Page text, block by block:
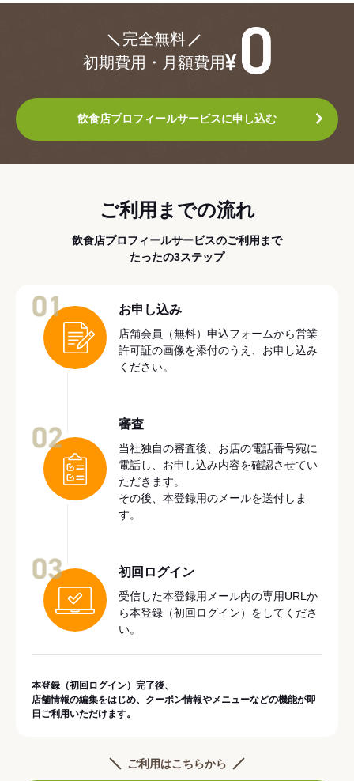
完全無料
初期費用・月額費用
飲食店プロフィールサービスに申し込む
ご利用までの流れ
飲食店プロフィールサービスのご利用まで
たったの3ステップ
お申し込み
店舗会員（無料）申込フォームから営業
許可証の画像を添付のうえ、お申し込み
ください。
審査
当社独自の審査後、お店の電話番号宛に
電話し、お申し込み内容を確認させてい
ただきます。
その後、本登録用のメールを送付しま
す。
初回ログイン
受信した本登録用メール内の専用URLか
ら本登録（初回ログイン）をしてくださ
い。
本登録（初回ログイン）完了後、
店舗情報の編集をはじめ、クーポン情報やメニューなどの機能が即
日ご利用いただけます。
ご利用はこちらから